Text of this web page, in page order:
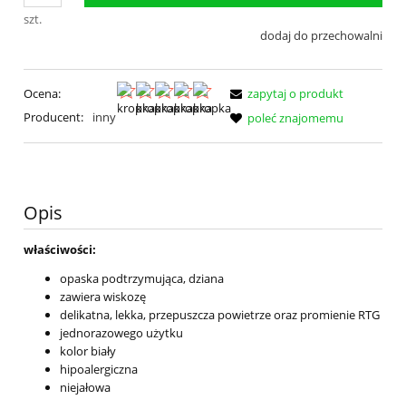
szt.
dodaj do przechowalni
Ocena:
Producent:
inny
zapytaj o produkt
poleć znajomemu
Opis
właściwości:
opaska podtrzymująca, dziana
zawiera wiskozę
delikatna, lekka, przepuszcza powietrze oraz promienie RTG
jednorazowego użytku
kolor biały
hipoalergiczna
niejałowa